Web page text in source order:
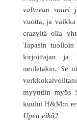
valtavan suuri
vuotta, ja
crazyltä olla
Tapasin tuolloin
kirjoittajan ja
neuletakin. Se
myyntiin myös
kuului H&M:n
Upea eikö?